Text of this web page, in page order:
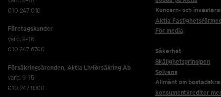
010 247 010
Företagskunder
vard. 9-16
010 247 6700
Försäkringsärenden,Aktia Livförsäkring Ab
vard. 9-15
010 247 8300
Koncern- och
Aktia
För media
Säkerhet
Skälighetsprincipen
Solvens
Allmänt om
konsumentkrediter